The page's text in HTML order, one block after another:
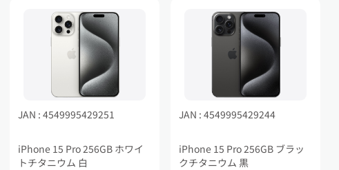
JAN : 4549995429251
iPhone 15 Pro 256GB ホワイ
トチタニウム 白
JAN : 4549995429244
iPhone 15 Pro 256GB ブラッ
クチタニウム 黒